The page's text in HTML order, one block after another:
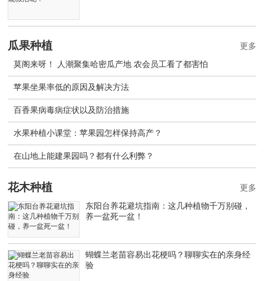
瓜果种植
莫阁来呀！ 人潮聚集哈密瓜产地 农会员工看了都害怕
苹果坐果率低的原因及解决方法
百香果病毒病症状以及防治措施
水果种植小课堂：苹果园怎样保持高产？
在山地上能建果园吗？都有什么利弊？
更多
花木种植
东阳台养花避坑指南：这几种植物千万别碰，
养一盆死一盆！
蝴蝶兰老苗容易出花梗吗？聊聊实在的亲身经
验
更多